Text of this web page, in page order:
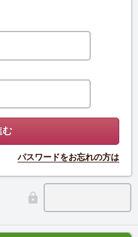
パスワードをお忘れの方は